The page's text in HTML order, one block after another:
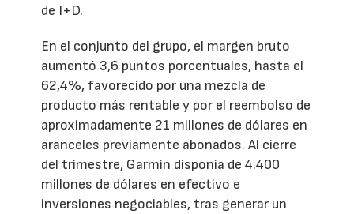
de I+D.
En el conjunto del grupo, el margen bruto
aumentó 3,6 puntos porcentuales, hasta el
62,4%, favorecido por una mezcla de
producto más rentable y por el reembolso de
aproximadamente 21 millones de dólares en
aranceles previamente abonados. Al cierre
del trimestre, Garmin disponía de 4.400
millones de dólares en efectivo e
inversiones negociables, tras generar un